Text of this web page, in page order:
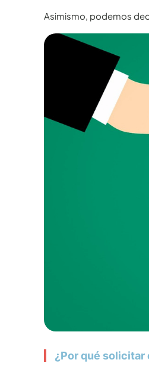
Asimismo, podemos
¿Por qué solicitar